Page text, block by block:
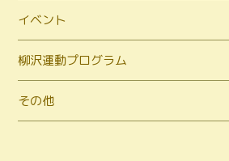
イベント
柳沢運動プログラム
その他